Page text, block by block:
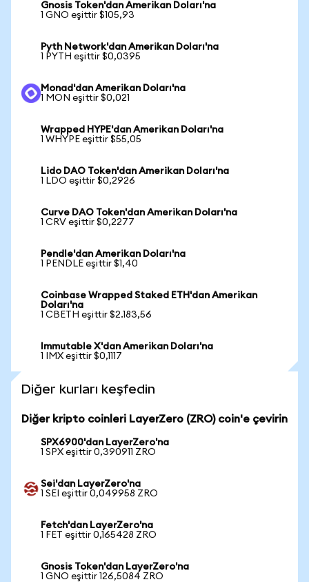
Gnosis Token'dan Amerikan Doları'na
1 GNO eşittir $105,93
Pyth Network'dan Amerikan Doları'na
1 PYTH eşittir $0,0395
Monad'dan Amerikan Doları'na
1 MON eşittir $0,021
Wrapped HYPE'dan Amerikan Doları'na
1 WHYPE eşittir $55,05
Lido DAO Token'dan Amerikan Doları'na
1 LDO eşittir $0,2926
Curve DAO Token'dan Amerikan Doları'na
1 CRV eşittir $0,2277
Pendle'dan Amerikan Doları'na
1 PENDLE eşittir $1,40
Coinbase Wrapped Staked ETH'dan Amerikan
Doları'na
1 CBETH eşittir $2.183,56
Immutable X'dan Amerikan Doları'na
1 IMX eşittir $0,1117
Diğer kurları keşfedin
Diğer kripto coinleri LayerZero (ZRO) coin'e çevirin
SPX6900'dan LayerZero'na
1 SPX eşittir 0,390911 ZRO
Sei'dan LayerZero'na
1 SEI eşittir 0,049958 ZRO
Fetch'dan LayerZero'na
1 FET eşittir 0,165428 ZRO
Gnosis Token'dan LayerZero'na
1 GNO eşittir 126,5084 ZRO